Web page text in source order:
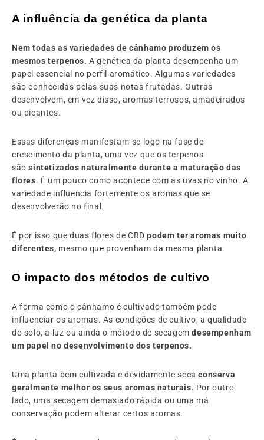
A influência da genética da planta
Nem todas as variedades de cânhamo produzem os
mesmos terpenos. A genética da planta desempenha um
papel essencial no perfil aromático. Algumas variedades
são conhecidas pelas suas notas frutadas. Outras
desenvolvem, em vez disso, aromas terrosos, amadeirados
ou picantes.
Essas diferenças manifestam-se logo na fase de
crescimento da planta, uma vez que os terpenos
sãosintetizados naturalmente durante a maturação das
flores. É um pouco como acontece com as uvas no vinho. A
variedade influencia fortemente os aromas que se
desenvolverão no final.
É por isso que duas flores de CBDpodem ter aromas muito
diferentes, mesmo que provenham da mesma planta.
O impacto dos métodos de cultivo
A forma como o cânhamo é cultivado também pode
influenciar os aromas. As condições de cultivo, a qualidade
do solo, a luz ou ainda o método de secagem desempenham
um papel no desenvolvimento dos terpenos.
Uma planta bem cultivada e devidamente secaconserva
geralmente melhor os seus aromas naturais. Por outro
lado, uma secagem demasiado rápida ou uma má
conservação podem alterar certos aromas.